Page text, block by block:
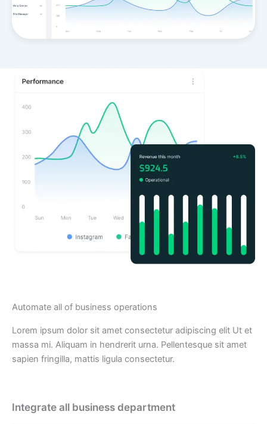
Automate all of business operations
Lorem ipsum dolor sit amet consectetur adipiscing elit Ut et
massa mi. Aliquam in hendrerit urna. Pellentesque sit amet
sapien fringilla, mattis ligula consectetur.
Integrate all business department